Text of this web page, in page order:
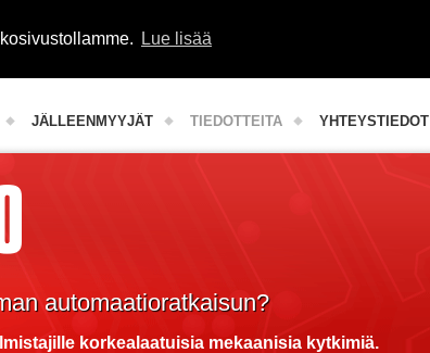
Lue lisää
JÄLLEENMYYJÄT TIEDOTTEITA YHTEYSTIEDOT
automaatioratkaisun?
korkealaatuisia mekaanisia kytkimiä.